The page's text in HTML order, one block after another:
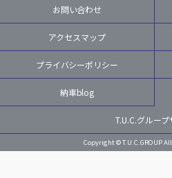
お問い合わせ
アクセスマップ
プライバシーポリシー
納車blog
T.U.C.グループ
Copyright © T.U.C.GROUP